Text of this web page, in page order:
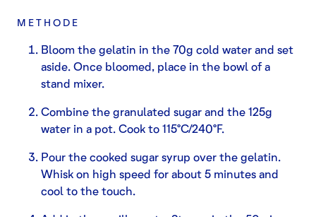
METHODE
Bloom the gelatin in the 70g cold water and set
aside. Once bloomed, place in the bowl of a
stand mixer.
Combine the granulated sugar and the 125g
water in a pot. Cook to 115°C/240°F.
Pour the cooked sugar syrup over the gelatin.
Whisk on high speed for about 5 minutes and
cool to the touch.